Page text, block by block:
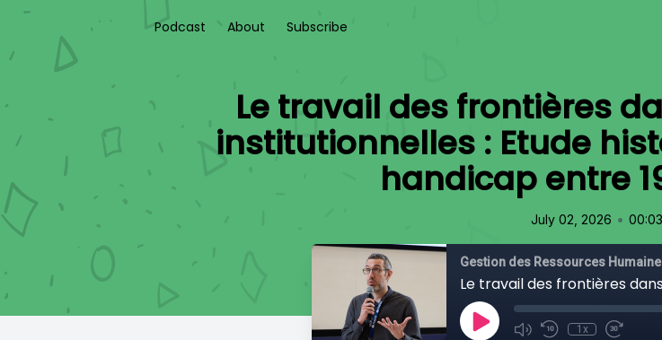
Podcast About Subscribe
Le travail des frontières
institutionnelles : Etude
handicap entre
July 02, 2026 •
Gestion des Ressources
1x